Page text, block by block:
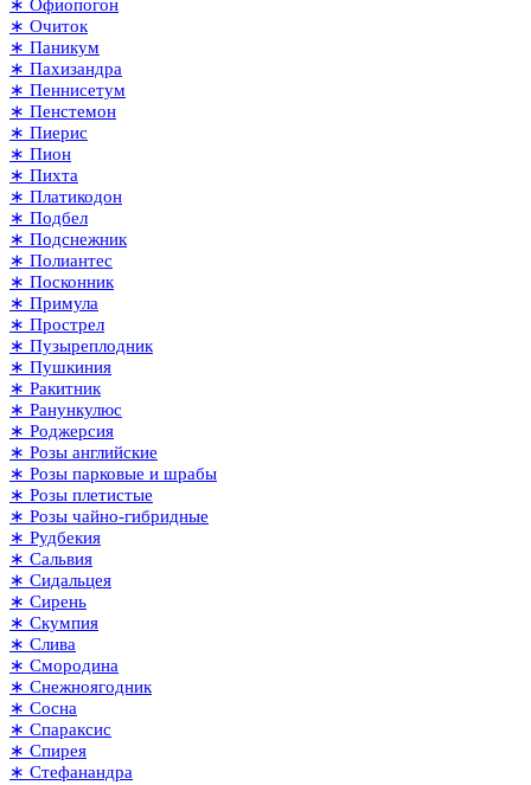
∗ Офиопогон
∗ Очиток
∗ Паникум
∗ Пахизандра
∗ Пеннисетум
∗ Пенстемон
∗ Пиерис
∗ Пион
∗ Пихта
∗ Платикодон
∗ Подбел
∗ Подснежник
∗ Полиантес
∗ Посконник
∗ Примула
∗ Прострел
∗ Пузыреплодник
∗ Пушкиния
∗ Ракитник
∗ Ранункулюс
∗ Роджерсия
∗ Розы английские
∗ Розы парковые и шрабы
∗ Розы плетистые
∗ Розы чайно-гибридные
∗ Рудбекия
∗ Сальвия
∗ Сидальцея
∗ Сирень
∗ Скумпия
∗ Слива
∗ Смородина
∗ Снежноягодник
∗ Сосна
∗ Спараксис
∗ Спирея
∗ Стефанандра